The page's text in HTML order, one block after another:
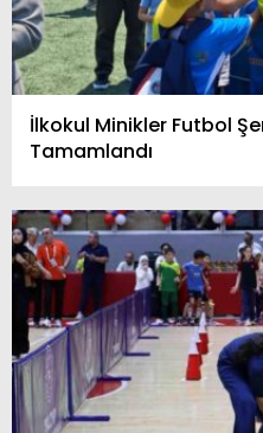
İlkokul Minikler Futbol
Tamamlandı